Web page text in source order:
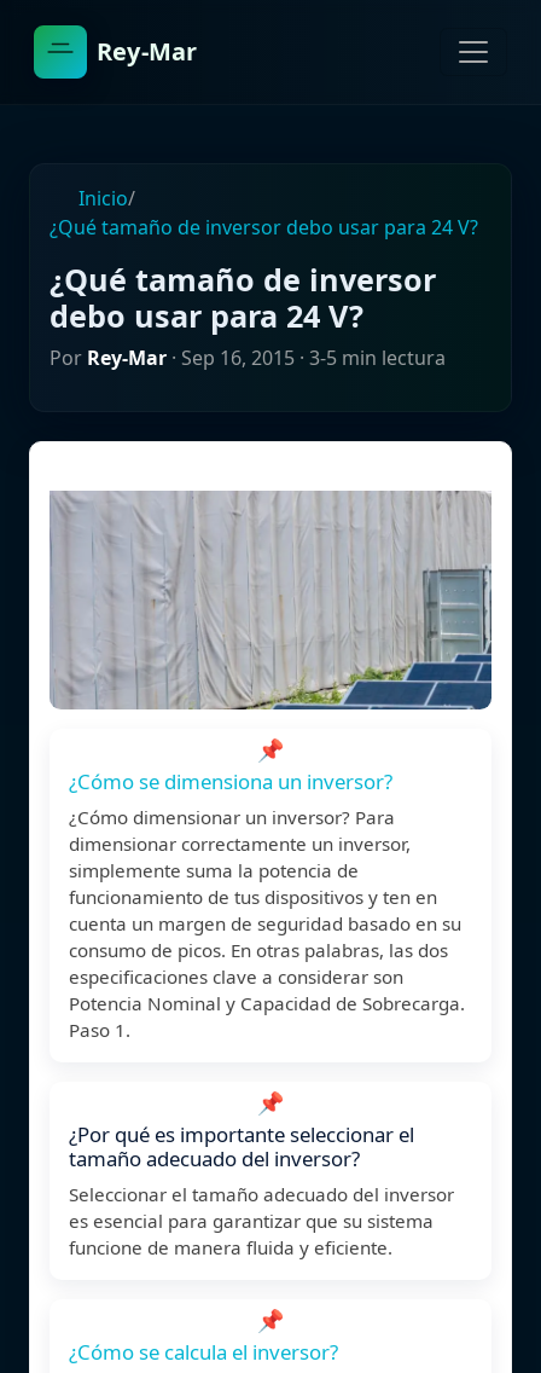
Rey-Mar
Inicio/
¿Qué tamaño de inversor debo usar para 24 V?
¿Qué tamaño de inversor
debo usar para 24 V?
Por Rey-Mar · Sep 16, 2015 · 3-5 min lectura
📌
¿Cómo se dimensiona un inversor?
¿Cómo dimensionar un inversor? Para
dimensionar correctamente un inversor,
simplemente suma la potencia de
funcionamiento de tus dispositivos y ten en
cuenta un margen de seguridad basado en su
consumo de picos. En otras palabras, las dos
especificaciones clave a considerar son
Potencia Nominal y Capacidad de Sobrecarga.
Paso 1.
📌
¿Por qué es importante seleccionar el
tamaño adecuado del inversor?
Seleccionar el tamaño adecuado del inversor
es esencial para garantizar que su sistema
funcione de manera fluida y eficiente.
📌
¿Cómo se calcula el inversor?